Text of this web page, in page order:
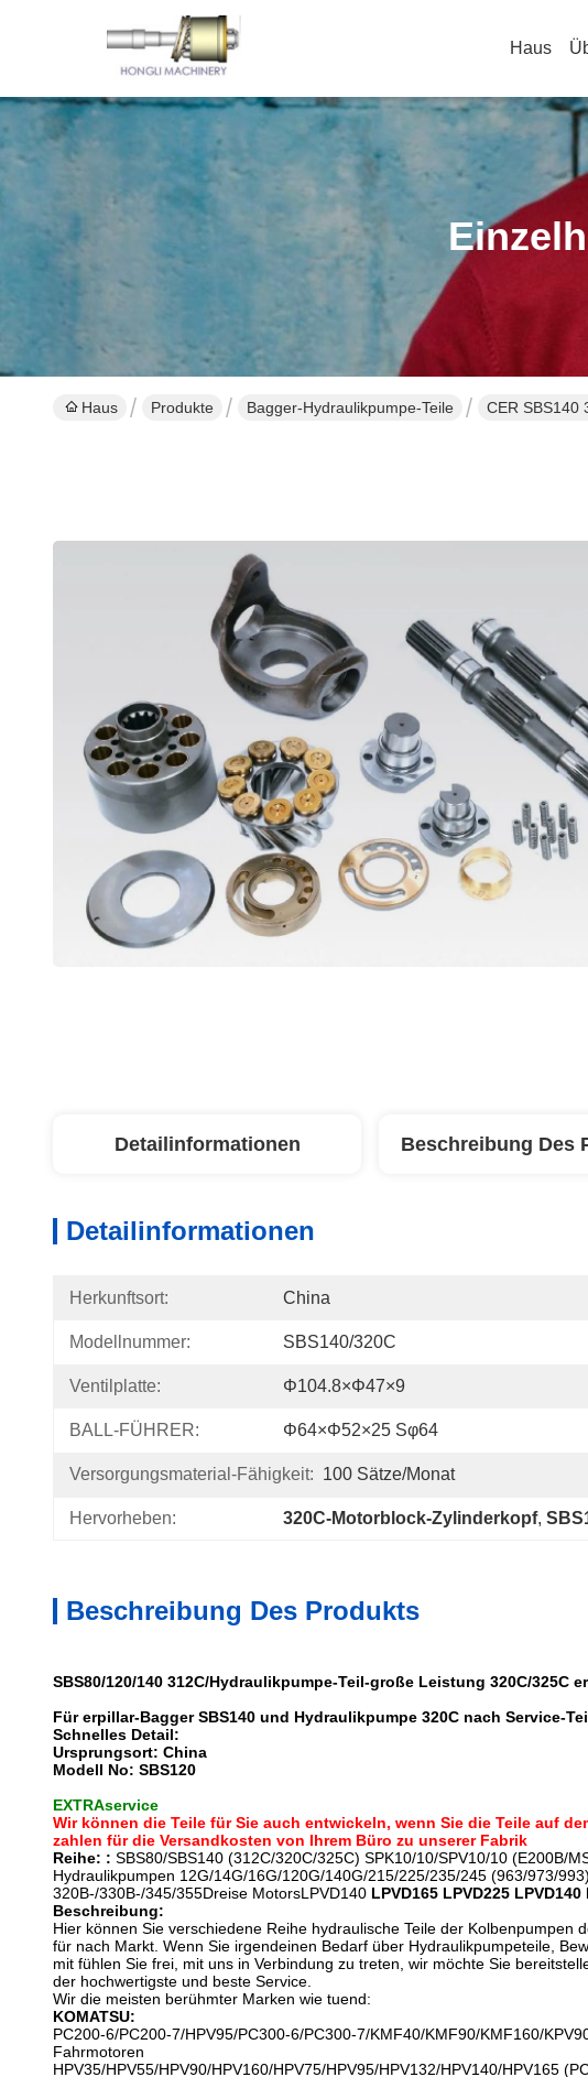
Haus
Haus Produkte Bagger-Hydraulikpumpe-Teile CER SBS140
Detailinformationen Beschreibung Des
Detailinformationen
Herkunftsort: China
Modellnummer: SBS140/320C
Ventilplatte: Φ104.8×φ47×9
BALL-FÜHRER: Φ64×φ52×25 Sφ64
Versorgungsmaterial-Fähigkeit: 100 Sätze/Monat
Hervorheben: 320C-Motorblock-Zylinderkopf,
Beschreibung Des Produkts
SBS80/120/140 312C/Hydraulikpumpe-Teil-große Leistung 320C/325C
Für erpillar-Bagger SBS140 und Hydraulikpumpe 320C nach Service-
Schnelles Detail:
Ursprungsort: China
Modell No: SBS120
EXTRAservice
Wir können die Teile für Sie auch entwickeln, wenn Sie die Teile auf
zahlen für die Versandkosten von Ihrem Büro zu unserer Fabrik
Reihe: : SBS80/SBS140 (312C/320C/325C) SPK10/10/SPV10/10 (E200B/
Hydraulikpumpen 12G/14G/16G/120G/140G/215/225/235/245 (963/973/
320B-/330B-/345/355Dreise MotorsLPVD140 LPVD165 LPVD225 LPVD140
Beschreibung:
Hier können Sie verschiedene Reihe hydraulische Teile der Kolbenpumpen
für nach Markt. Wenn Sie irgendeinen Bedarf über Hydraulikpumpeteile,
mit fühlen Sie frei, mit uns in Verbindung zu treten, wir möchte Sie
der hochwertigste und beste Service.
Wir die meisten berühmter Marken wie tuend:
KOMATSU:
PC200-6/PC200-7/HPV95/PC300-6/PC300-7/KMF40/KMF90/KMF160/
Fahrmotoren
HPV35/HPV55/HPV90/HPV160/HPV75/HPV95/HPV132/HPV140/HPV165